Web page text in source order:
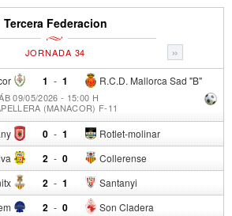
Tercera Federacion
»
JORNADA 34
1 - R.C.D. Mallorca Sad "B"
1
09/05/2026 - 15:00 H
(MANACOR) F-11
0 - Rotlet-molinar
1
2 - Collerense
0
2 - Santanyi
1
2 - Son Cladera
0